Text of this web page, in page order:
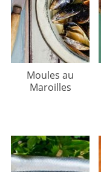
Moules au
Maroilles